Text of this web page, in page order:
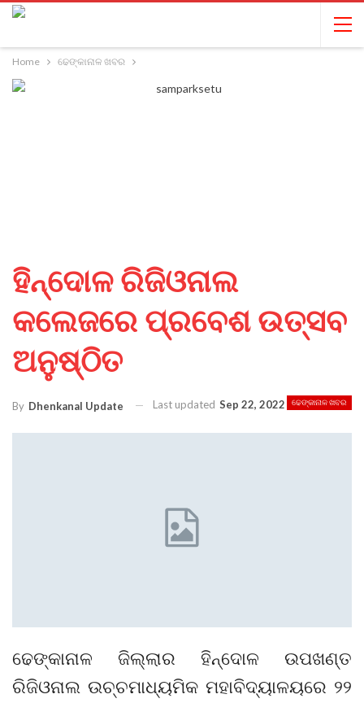
Home ଢେଙ୍କାନାଳ ଖବର
ହିନ୍ଦୋଳ ରିଜିଓନାଲ
କଲେଜରେ ପ୍ରବେଶ ଉତ୍ସବ
ଅନୁଷ୍ଠିତ
ଢେଙ୍କାନାଳ ଖବର
By Dhenkanal Update Last updated Sep 22, 2022
ଢେଙ୍କାନାଳ ଜିଲ୍ଲାର ହିନ୍ଦୋଳ ଉପଖଣ୍ତ
ରିଜିଓନାଲ ଉଚ୍ଚମାଧ୍ୟମିକ ମହାବିଦ୍ୟାଳୟରେ ୨୨